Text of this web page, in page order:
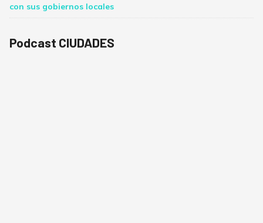
con sus gobiernos locales
Podcast CIUDADES